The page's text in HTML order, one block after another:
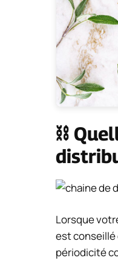
⛓️
Lorsque
est conseillé
périodicité